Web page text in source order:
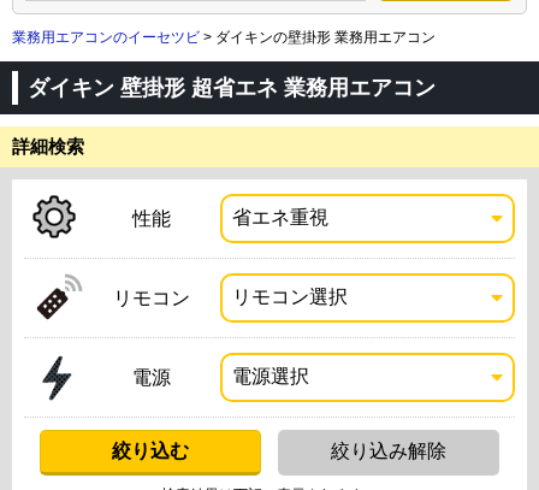
業務用エアコンのイーセツビ > ダイキンの壁掛形 業務用エアコン
ダイキン 壁掛形 超省エネ 業務用エアコン
詳細検索
性能
リモコン
電源